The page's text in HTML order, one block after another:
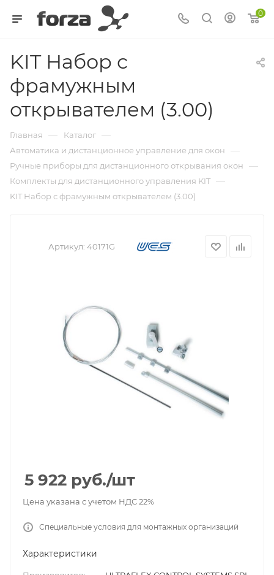
0
KIT Набор с
фрамужным
открывателем (3.00)
Главная — Каталог —
Автоматика и дистанционное управление для окон —
Ручные приборы для дистанционного открывания окон —
Комплекты для дистанционного управления KIT —
KIT Набор с фрамужным открывателем (3.00)
Артикул: 40171G
5 922 руб./шт
Цена указана с учетом НДС 22%
Специальные условия для монтажных организаций
Характеристики